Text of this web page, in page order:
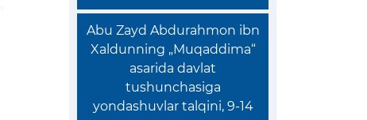
Abu Zayd Abdurahmon ibn
Xaldunning „Muqaddima“
asarida davlat
tushunchasiga
yondashuvlar talqini, 9-14